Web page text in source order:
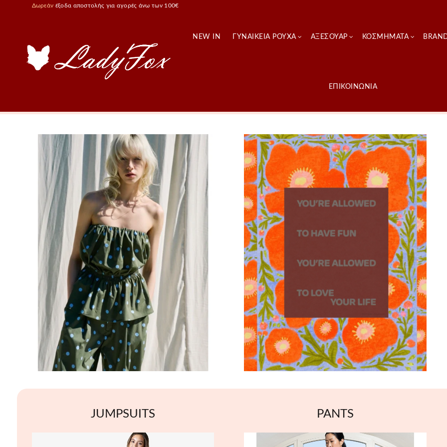
Δωρεάν έξοδα αποστολής για αγορές άνω των 100€
NEW IN ΓΥΝΑΙΚΕΊΑ ΡΟΎΧΑ ΑΞΕΣΟΥΑΡ ΚΟΣΜΗΜΑΤΑ
ΕΠΙΚΟΙΝΩΝΙΑ
JUMPSUITS PANTS